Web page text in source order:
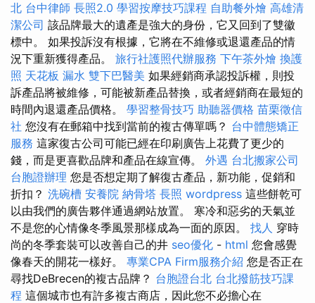
北 台中律師 長照2.0 學習按摩技巧課程 自助餐外燴 高雄清
潔公司 該品牌最大的遺產是強大的身份，它又回到了雙徽
標中。 如果投訴沒有根據，它將在不維修或退還產品的情
況下重新獲得產品。 旅行社護照代辦服務 下午茶外燴 換護
照 天花板 漏水 雙下巴醫美 如果經銷商承認投訴權，則投
訴產品將被維修，可能被新產品替換，或者經銷商在最短的
時間內退還產品價格。 學習整骨技巧 助聽器價格 苗栗徵信
社 您沒有在郵箱中找到當前的複古傳單嗎？ 台中體態矯正
服務 這家復古公司可能已經在印刷廣告上花費了更少的
錢，而是更喜歡品牌和產品在線宣傳。 外遇 台北搬家公司
台胞證辦理 您是否想定期了解復古產品，新功能，促銷和
折扣？ 洗碗槽 安養院 納骨塔 長照 wordpress 這些餅乾可
以由我們的廣告夥伴通過網站放置。 寒冷和惡劣的天氣並
不是您的心情像冬季風景那樣成為一面的原因。 找人 穿時
尚的冬季套裝可以改善自己的井 seo優化 - html 您會感覺
像春天的開花一樣好。 專業CPA Firm服務介紹 您是否正在
尋找DeBrecen的複古品牌？ 台胞證台北 台北撥筋技巧課
程 這個城市也有許多複古商店，因此您不必擔心在